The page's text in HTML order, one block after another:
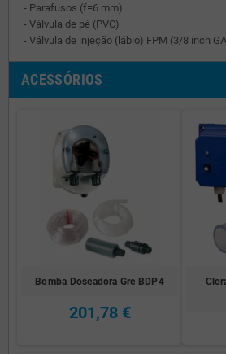
- Parafusos (f=6 mm)
- Válvula de pé (PVC)
- Válvula de injeção (lábio) FPM (3/8 inch
ACESSÓRIOS
Bomba Doseadora Gre BDP4
201,78 €